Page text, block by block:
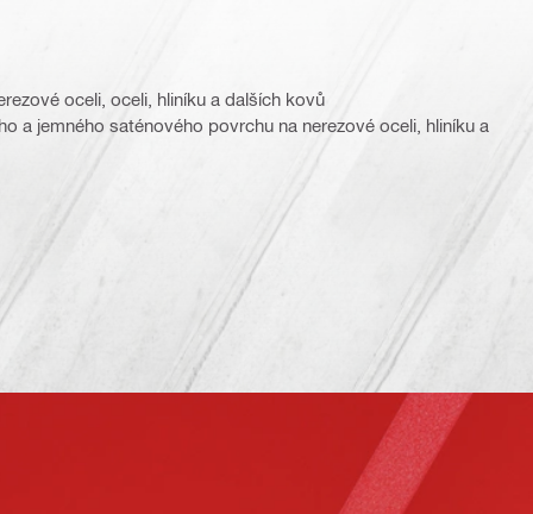
oceli, oceli, hliníku a dalších kovů
a jemného saténového povrchu na nerezové oceli, hliníku a